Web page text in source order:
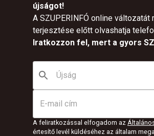
újságot!
A SZUPERINFÓ online változatát
terjesztése előtt olvashatja
Iratkozzon fel, mert a gyors
A feliratkozással elfogadom az
értesítő levél küldéséhez az általam